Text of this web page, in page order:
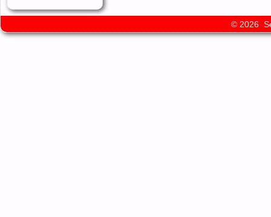
© 2026